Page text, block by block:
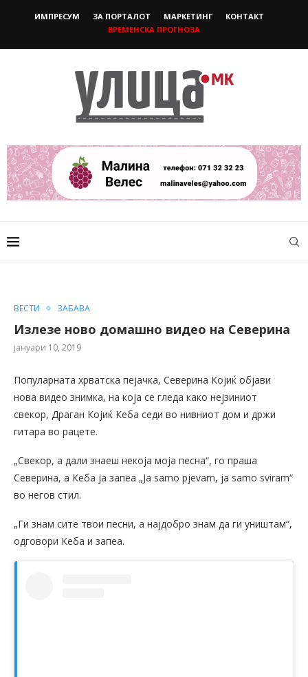
ИМПРЕСУМ ЗА ПОРТАЛОТ МАРКЕТИНГ
КОНТАКТ
ВРЕМЕНСКА ПРОГНОЗА
ВЕСТИ ЗАБАВА
Излезе ново домашно видео на Северина
јануари 10, 2019
Популарната хрватска пејачка, Северина Којиќ објави
нова видео знимка, на која се гледа како нејзиниот
свекор, Драган Којиќ Кеба седи во нивниот дом и држи
гитара во рацете.
„Свекор, а дали знаеш некоја моја песна“, го праша
Северина, а Кеба ја запеа „Ja samo pjevam, ja samo sviram“
во негов стил.
„Ги знам сите твои песни, а најдобро знам да ги уништам“,
одговори Кеба и запеа.